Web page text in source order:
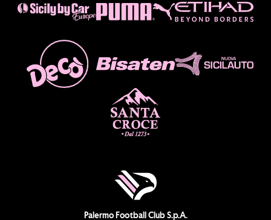
Palermo Football Club S.p.A.